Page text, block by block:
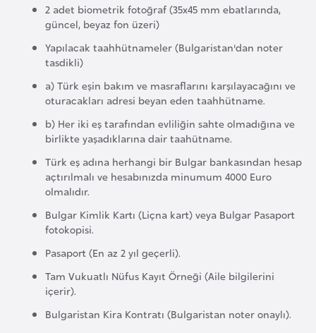
2 adet biometrik fotoğraf (35x45 mm ebatlarında,
güncel, beyaz fon üzeri)
Yapılacak taahhütnameler (Bulgaristan'dan noter
tasdikli)
a) Türk eşin bakım ve masraflarını karşılayacağını ve
oturacakları adresi beyan eden taahhütname.
b) Her iki eş tarafından evliliğin sahte olmadığına ve
birlikte yaşadıklarına dair taahütname.
Türk eş adına herhangi bir Bulgar bankasından hesap
açtırılmalı ve hesabınızda minumum 4000 Euro
olmalıdır.
Bulgar Kimlik Kartı (Liçna kart) veya Bulgar Pasaport
fotokopisi.
Pasaport (En az 2 yıl geçerli).
Tam Vukuatlı Nüfus Kayıt Örneği (Aile bilgilerini
içerir).
Bulgaristan Kira Kontratı (Bulgaristan noter onaylı).